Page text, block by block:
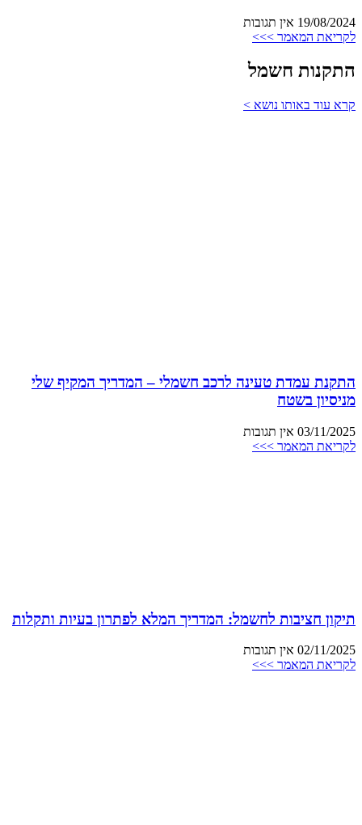
19/08/2024 אין תגובות
לקריאת המאמר >>>
התקנות חשמל
קרא עוד באותו נושא >
התקנת עמדת טעינה לרכב חשמלי – המדריך המקיף שלי
מניסיון בשטח
03/11/2025 אין תגובות
לקריאת המאמר >>>
תיקון חציבות לחשמל: המדריך המלא לפתרון בעיות ותקלות
02/11/2025 אין תגובות
לקריאת המאמר >>>